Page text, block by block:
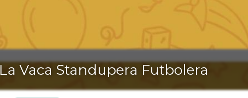
La Vaca Standupera Futbolera